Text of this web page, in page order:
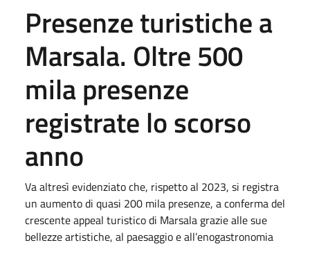
Presenze turistiche a
Marsala. Oltre 500
mila presenze
registrate lo scorso
anno
Va altresì evidenziato che, rispetto al 2023, si registra
un aumento di quasi 200 mila presenze, a conferma del
crescente appeal turistico di Marsala grazie alle sue
bellezze artistiche, al paesaggio e all’enogastronomia